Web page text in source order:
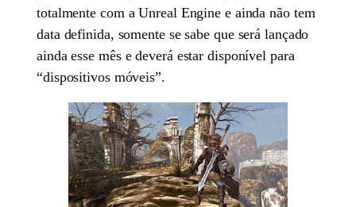
totalmente com a Unreal Engine e ainda não tem
data definida, somente se sabe que será lançado
ainda esse mês e deverá estar disponível para
“dispositivos móveis”.